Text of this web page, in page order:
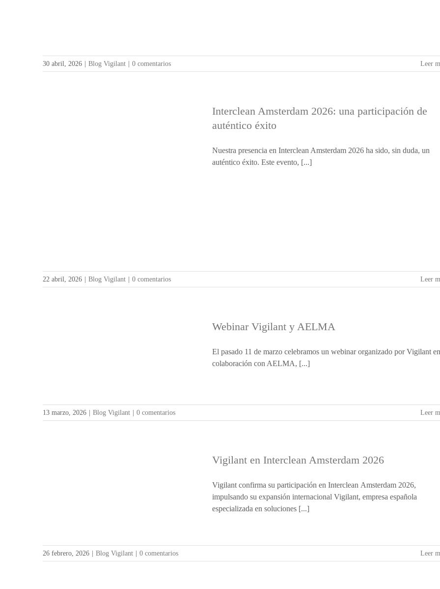
30 abril, 2026 | Blog Vigilant | 0 comentarios Leer
Interclean Amsterdam 2026: una participación de
auténtico éxito
Nuestra presencia en Interclean Amsterdam 2026 ha sido, sin duda, un
auténtico éxito. Este evento, [...]
22 abril, 2026 | Blog Vigilant | 0 comentarios Leer
Webinar Vigilant y AELMA
El pasado 11 de marzo celebramos un webinar organizado por Vigilant en
colaboración con AELMA, [...]
13 marzo, 2026 Blog Vigilant 0 comentarios Leer
Vigilant en Interclean Amsterdam 2026
Vigilant confirma su participación en Interclean Amsterdam 2026,
impulsando su expansión internacional Vigilant, empresa española
especializada en soluciones [...]
26 febrero, 2026 Blog Vigilant 0 comentarios Leer